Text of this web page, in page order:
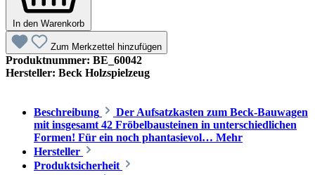
In den Warenkorb
Zum Merkzettel hinzufügen
Produktnummer: BE_60042
Hersteller: Beck Holzspielzeug
Beschreibung
Der Aufsatzkasten zum Beck-Bauwagen
mit insgesamt 42 Fröbelbausteinen in unterschiedlichen
Formen! Für ein noch phantasievol… Mehr
Hersteller
Produktsicherheit